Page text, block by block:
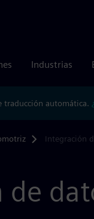
Industrias
traducción automática.
Integración
de